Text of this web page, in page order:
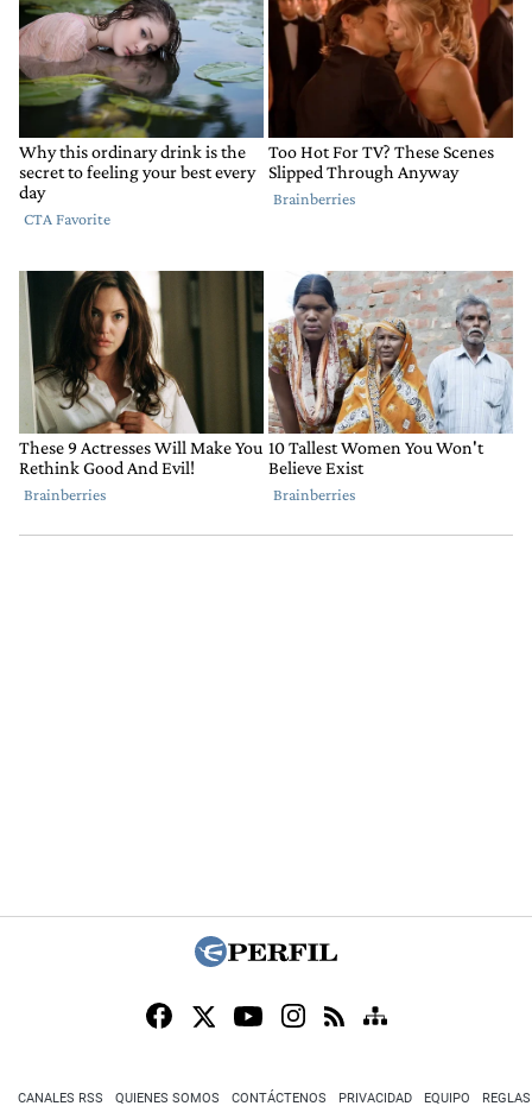
CANALES RSS QUIENES SOMOS CONTÁCTENOS PRIVACIDAD EQUIPO